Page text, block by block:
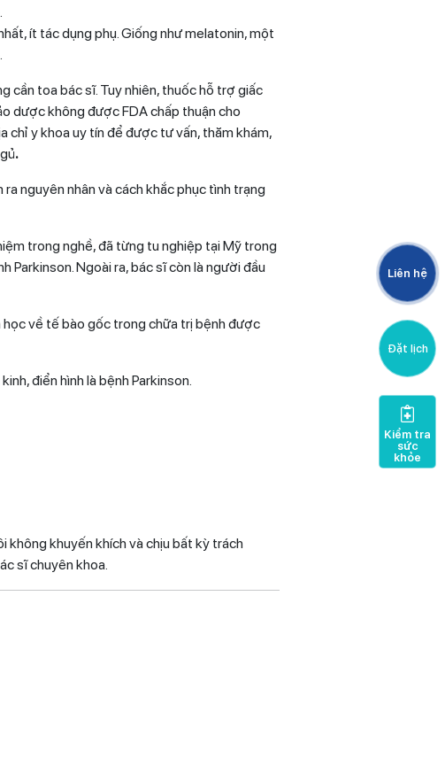
ít tác dụng phụ. Giống như melatonin, một
cần toa bác sĩ. Tuy nhiên, thuốc hỗ trợ giấc
dược không được FDA chấp thuận cho
chỉ y khoa uy tín để được tư vấn, thăm khám,
.
nguyên nhân và cách khắc phục tình trạng
trong nghề, đã từng tu nghiệp tại Mỹ trong
Parkinson. Ngoài ra, bác sĩ còn là người đầu
về tế bào gốc trong chữa trị bệnh được
điển hình là bệnh Parkinson.
không khuyến khích và chịu bất kỳ trách
sĩ chuyên khoa.
Liên hệ
Đặt lịch
Kiểm tra
sức
khỏe